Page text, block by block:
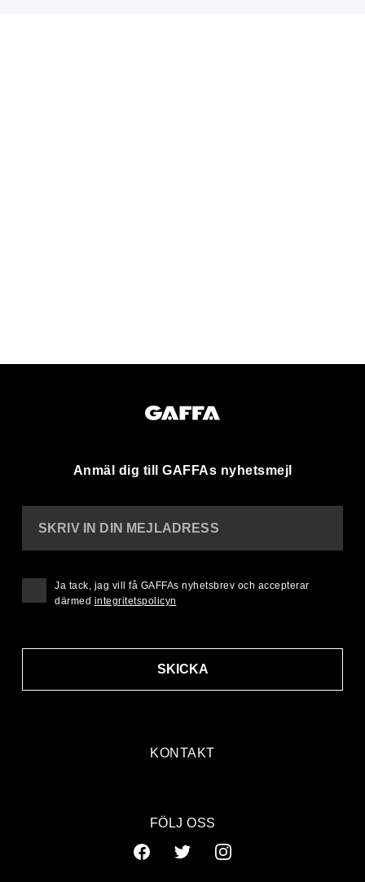
Anmäl dig till GAFFAs nyhetsmejl
KONTAKT
SKRIV IN DIN MEJLADRESS
SKICKA
Ja tack, jag vill få GAFFAs nyhetsbrev och accepterar
därmed integritetspolicyn
FÖLJ OSS